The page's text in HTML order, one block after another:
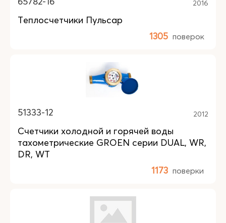
2016
Теплосчетчики Пульсар
1305 поверок
51333-12 2012
Счетчики холодной и горячей воды
тахометрические GROEN серии DUAL, WR,
DR, WT
1173 поверки